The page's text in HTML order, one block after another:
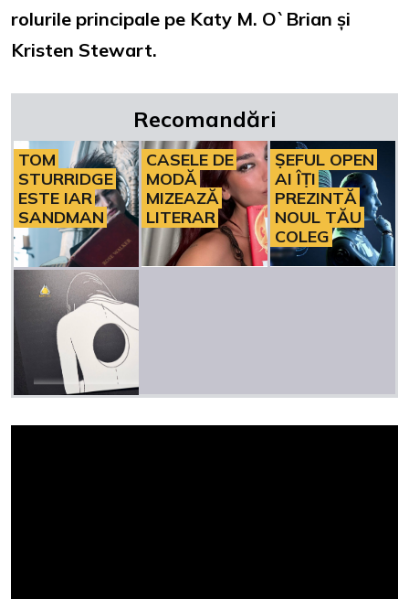
rolurile principale pe Katy M. O`Brian și
Kristen Stewart.
Recomandări
TOM
STURRIDGE
ESTE IAR
SANDMAN
CASELE DE
MODĂ
MIZEAZĂ
LITERAR
ȘEFUL OPEN
AI ÎȚI
PREZINTĂ
NOUL TĂU
COLEG